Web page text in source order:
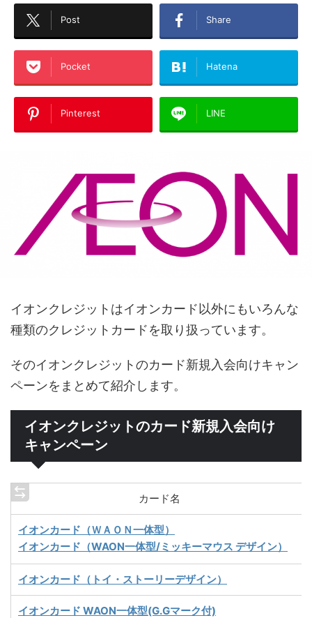
Post Share
Pocket Hatena
Pinterest LINE
イオンクレジットはイオンカード以外にもいろんな
種類のクレジットカードを取り扱っています。
そのイオンクレジットのカード新規入会向けキャン
ペーンをまとめて紹介します。
イオンクレジットのカード新規入会向け
キャンペーン
カード名
イオンカード（ＷＡＯＮ一体型）
イオンカード（WAON一体型/ミッキーマウス デザイン）
イオンカード（トイ・ストーリーデザイン）
イオンカード WAON一体型(G.Gマーク付)